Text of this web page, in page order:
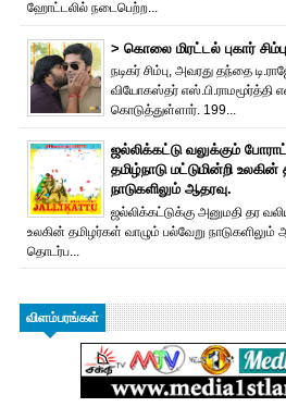
ஹோட்டலில் நடைபெற்ற...
> கொலை மிரட்டல் புகார்
நடிகர் சிம்பு, அவரது தந்தை
வியோகஸ்தர் எஸ்.பி.ராமமூர்த்தி
கொடுத்துள்ளார். 199...
ஜல்லிக்கட்டு வலுக்கும்
தமிழ்நாடு மட்டுமின்றி
நாடுகளிலும் ஆதரவு.
ஜல்லிக்கட்டுக்கு அனுமதி தர
உலகின் தமிழர்கள் வாழும் பல்வேறு நாடுகளிலும்
தொடர்ப...
விளம்பரங்கள்